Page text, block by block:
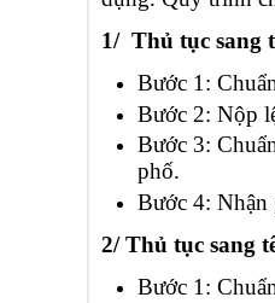
1/ Thủ tục sang
Bước 1:
Bước 2: Nộp
Bước 3:
phố.
Bước 4: Nhận
2/ Thủ tục sang
Bước 1: